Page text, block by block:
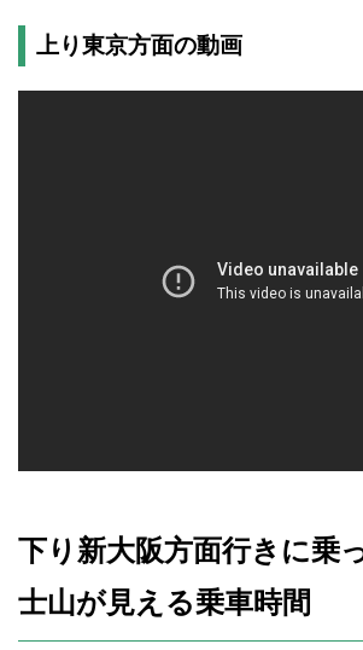
上り東京方面の動画
下り新大阪方面行きに乗
士山が見える乗車時間